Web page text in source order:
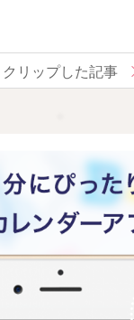
クリップした記事